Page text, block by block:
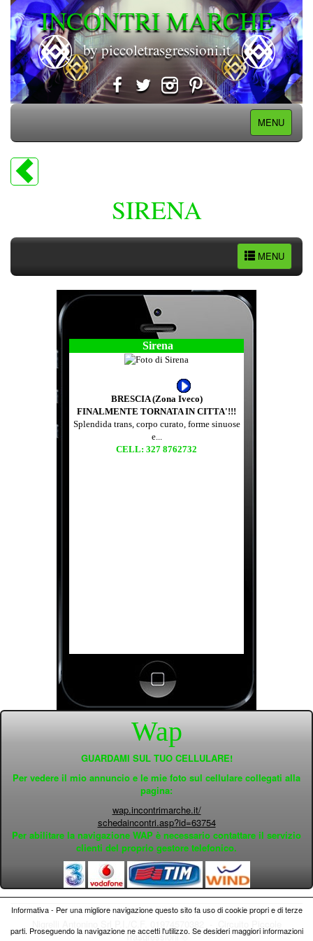
INCONTRI MARCHE
by piccoletrasgressioni.it
MENU
SIRENA
MENU
Sirena
BRESCIA (Zona Iveco)
FINALMENTE TORNATA IN CITTA'!!!
Splendida trans, corpo curato, forme sinuose
e...
CELL: 327 8762732
Wap
GUARDAMI SUL TUO CELLULARE!
Per vedere il mio annuncio e le mie foto sul cellulare collegati alla
pagina:
wap.incontrimarche.it/
schedaincontri.asp?id=63754
Per abilitare la navigazione WAP è necessario contattare il servizio
clienti del proprio gestore telefonico.
Trasgressioni ®
Informativa - Per una migliore navigazione questo sito fa uso di cookie propri e di terze
parti. Proseguendo la navigazione ne accetti l'utilizzo. Se desideri maggiori informazioni